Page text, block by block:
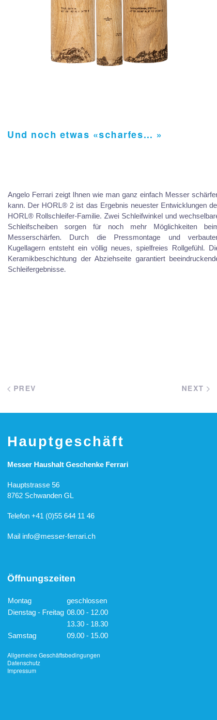
Und noch etwas «scharfes… »
Angelo Ferrari zeigt Ihnen wie man ganz einfach Messer
kann. Der HORL® 2 ist das Ergebnis neuester Entwicklungen
HORL® Rollschleifer-Familie. Zwei Schleifwinkel und
Schleifscheiben sorgen für noch mehr Möglichkeiten
Messerschärfen. Durch die Pressmontage und
Kugellagern entsteht ein völlig neues, spielfreies Rollgefühl.
Keramikbeschichtung der Abziehseite garantiert
Schleifergebnisse.
PREV NEXT
Hauptgeschäft
Messer Haushalt Geschenke Ferrari
Hauptstrasse 56
8762 Schwanden GL
Telefon +41 (0)55 644 11 46
Mail info@messer-ferrari.ch
Öffnungszeiten
Montag
geschlossen
Dienstag - Freitag 08.00 - 12.00
13.30 - 18.30
Samstag
09.00 - 15.00
Allgemeine Geschäftsbedingungen
Datenschutz
Impressum